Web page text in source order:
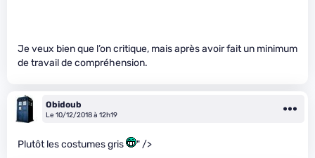
Je veux bien que l’on critique, mais après avoir fait un minimum
de travail de compréhension.
Obidoub
Le 10/12/2018 à 12h19
Plutôt les costumes gris " />